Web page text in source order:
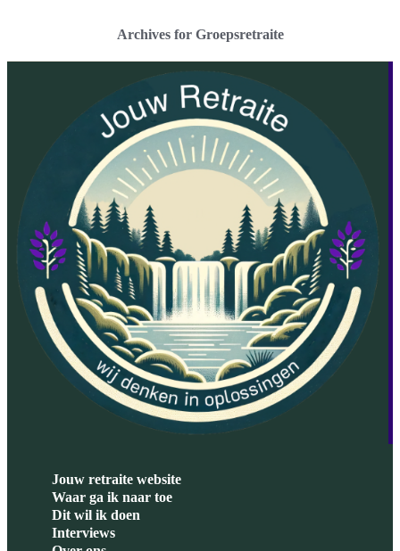
Archives for Groepsretraite
Jouw retraite website
Waar ga ik naar toe
Dit wil ik doen
Interviews